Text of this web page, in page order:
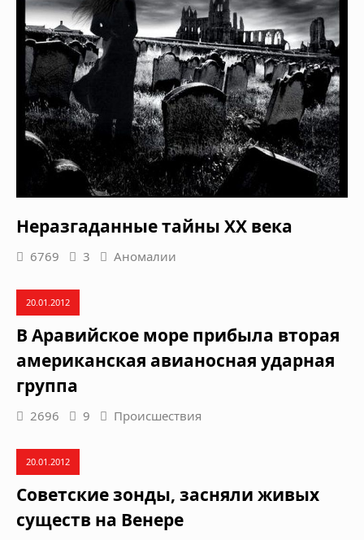
Неразгаданные тайны XX века
6769 3 Аномалии
20.01.2012
В Аравийское море прибыла вторая
американская авианосная ударная
группа
2696 9 Происшествия
20.01.2012
Советские зонды, засняли живых
существ на Венере